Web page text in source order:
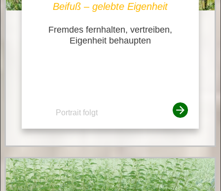
Beifuß – gelebte Eigenheit
Fremdes fernhalten, vertreiben,
Eigenheit behaupten
Portrait folgt